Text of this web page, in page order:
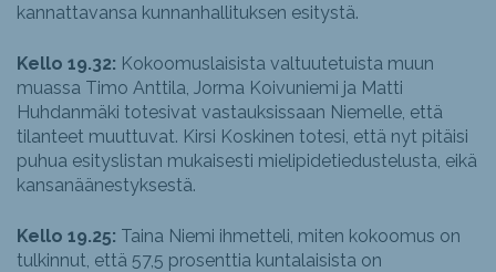
kannattavansa kunnanhallituksen esitystä.
Kello 19.32: Kokoomuslaisista valtuutetuista muun
muassa Timo Anttila, Jorma Koivuniemi ja Matti
Huhdanmäki totesivat vastauksissaan Niemelle, että
tilanteet muuttuvat. Kirsi Koskinen totesi, että nyt pitäisi
puhua esityslistan mukaisesti mielipidetiedustelusta, eikä
kansanäänestyksestä.
Kello 19.25: Taina Niemi ihmetteli, miten kokoomus on
tulkinnut, että 57,5 prosenttia kuntalaisista on